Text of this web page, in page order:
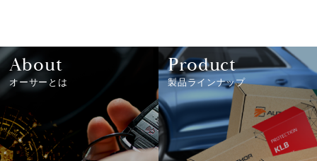
About
オーサーとは
Product
製品ラインナップ